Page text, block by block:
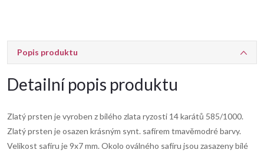
Popis produktu
Detailní popis produktu
Zlatý prsten je vyroben z bílého zlata ryzosti 14 karátů 585/1000.
Zlatý prsten je osazen krásným synt. safírem tmavěmodré barvy.
Velikost safíru je 9x7 mm. Okolo oválného safíru jsou zasazeny bílé